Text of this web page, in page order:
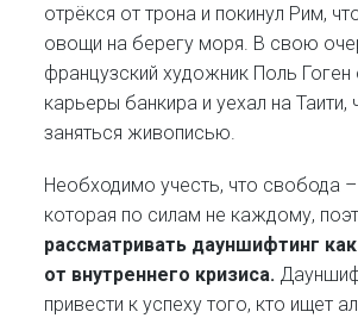
отрёкся от трона и покинул Рим,
овощи на берегу моря. В свою
французский художник Поль Гоген
карьеры банкира и уехал на Таити,
заняться живописью.
Необходимо учесть, что свобода
которая по силам не каждому,
рассматривать дауншифтинг
от внутреннего кризиса.
привести к успеху того, кто ищет